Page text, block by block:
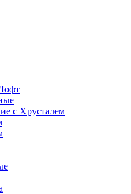
с Хрусталем